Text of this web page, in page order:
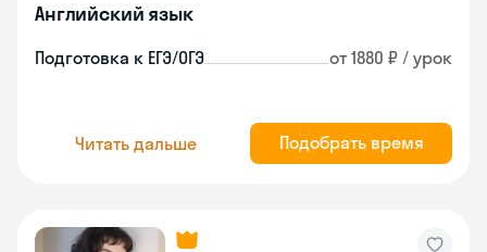
Английский язык
Подготовка к ЕГЭ/ОГЭ от 1880 ₽ / урок
Читать дальше Подобрать время